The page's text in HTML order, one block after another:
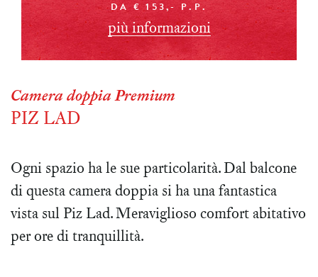
DA € 153,- P.P.
più informazioni
Camera doppia Premium
PIZ LAD
Ogni spazio ha le sue particolarità. Dal balcone
di questa camera doppia si ha una fantastica
vista sul Piz Lad. Meraviglioso comfort abitativo
per ore di tranquillità.